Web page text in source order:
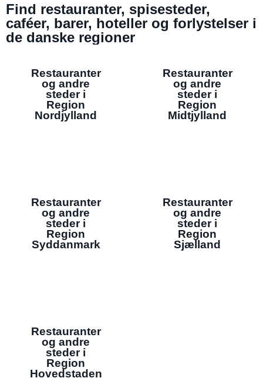
Find restauranter, spisesteder,
caféer, barer, hoteller og forlystelser i
de danske regioner
Restauranter
og andre
steder i
Region
Nordjylland
Restauranter
og andre
steder i
Region
Midtjylland
Restauranter
og andre
steder i
Region
Syddanmark
Restauranter
og andre
steder i
Region
Sjælland
Restauranter
og andre
steder i
Region
Hovedstaden